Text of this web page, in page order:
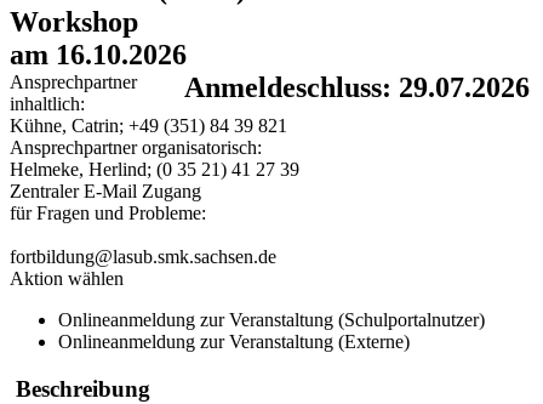
Workshop
am 16.10.2026
Anmeldeschluss: 29.07.2026
Ansprechpartner
inhaltlich:
Kühne, Catrin; +49 (351) 84 39 821
Ansprechpartner organisatorisch:
Helmeke, Herlind; (0 35 21) 41 27 39
Zentraler E-Mail Zugang
für Fragen und Probleme:
fortbildung@lasub.smk.sachsen.de
Aktion wählen
Onlineanmeldung zur Veranstaltung (Schulportalnutzer)
Onlineanmeldung zur Veranstaltung (Externe)
Beschreibung